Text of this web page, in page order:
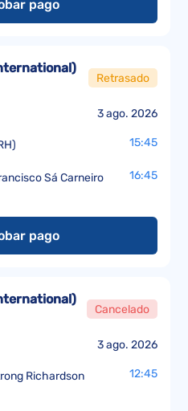
pago
3 ago. 2026
Retrasado
15:45
Sá Carneiro
16:45
pago
3 ago. 2026
Cancelado
Richardson
12:45